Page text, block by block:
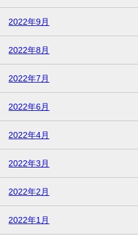
2022年9月
2022年8月
2022年7月
2022年6月
2022年4月
2022年3月
2022年2月
2022年1月